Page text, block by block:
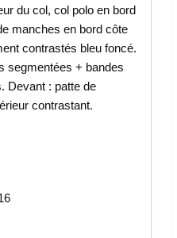
du col, col polo en bord
manches en bord côte
contrastés bleu foncé.
segmentées + bandes
Devant : patte de
contrastant.